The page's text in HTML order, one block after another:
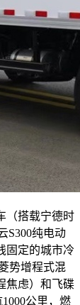
（搭载宁德时
S300纯电动
固定的城市冷
势增程式混
焦虑）和飞碟
公里，燃